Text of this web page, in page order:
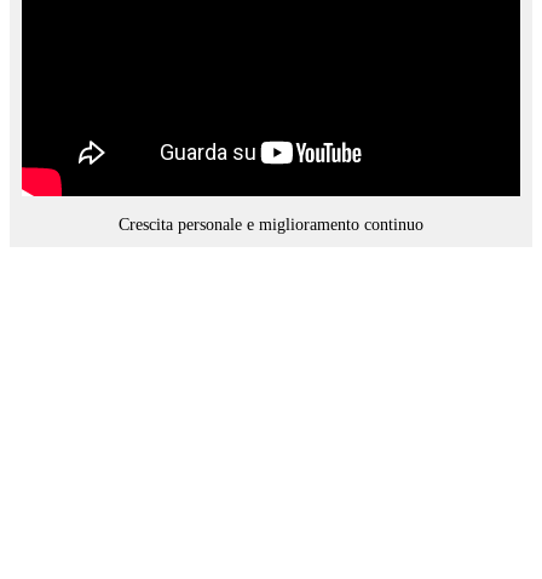
Crescita personale e miglioramento continuo